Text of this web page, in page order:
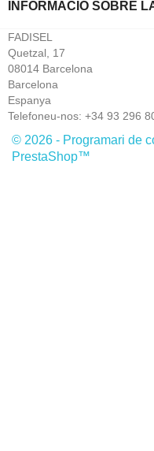
INFORMACIÓ SOBRE
FADISEL
Quetzal, 17
08014 Barcelona
Barcelona
Espanya
Telefoneu-nos: +34 93 296
© 2026 - Programari de
PrestaShop™